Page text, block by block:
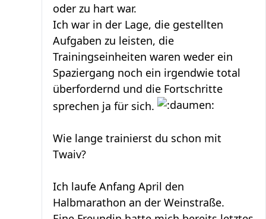
oder zu hart war.
Ich war in der Lage, die gestellten
Aufgaben zu leisten, die
Trainingseinheiten waren weder ein
Spaziergang noch ein irgendwie total
überfordernd und die Fortschritte
sprechen ja für sich.
Wie lange trainierst du schon mit
Twaiv?
Ich laufe Anfang April den
Halbmarathon an der Weinstraße.